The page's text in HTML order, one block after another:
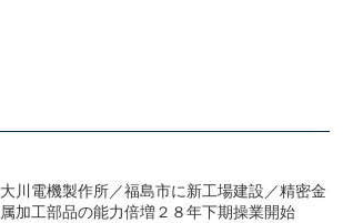
大川電機製作所／福島市に新工場建設／精密金
属加工部品の能力倍増２８年下期操業開始